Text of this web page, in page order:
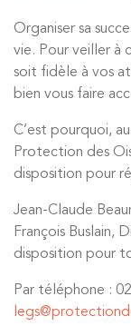
Organiser sa
vie. Pour veiller à
soit fidèle à vos
bien vous faire
C’est pourquoi,
Protection des
disposition pour
Jean-Claude
François Buslain,
disposition pour
Par téléphone :